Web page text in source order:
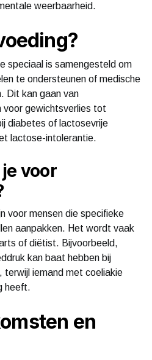
weerbaarheid.
speciaal is samengesteld om
te ondersteunen of medische
Dit kan gaan van
voor gewichtsverlies tot
diabetes of lactosevrije
lactose-intolerantie.
voor
voor mensen die specifieke
aanpakken. Het wordt vaak
of diëtist. Bijvoorbeeld,
kan baat hebben bij
terwijl iemand met coeliakie
heeft.
en